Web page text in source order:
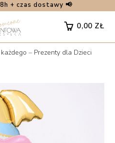
+ czas dostawy 📢
0,00 ZŁ
– Prezenty dla Dzieci